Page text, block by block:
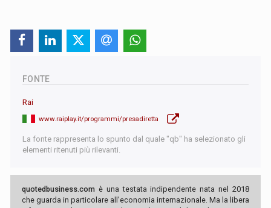
FONTE
Rai
www.raiplay.it/programmi/presadiretta
La fonte rappresenta lo spunto dal quale "qb" ha selezionato gli
elementi ritenuti più rilevanti.
quotedbusiness.com è una testata indipendente nata nel 2018
che guarda in particolare all'economia internazionale. Ma la libera